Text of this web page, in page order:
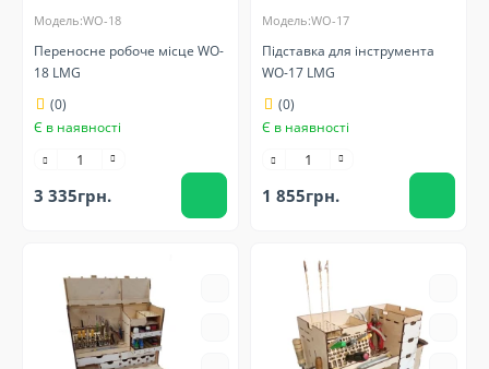
Модель:WO-18
Переносне робоче місце WO-
18 LMG
(0)
Є в наявності
3 335грн.
Модель:WO-17
Підставка для інструмента
WO-17 LMG
(0)
Є в наявності
1 855грн.